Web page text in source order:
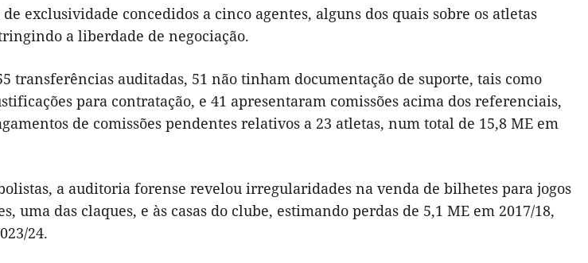
exclusividade concedidos a cinco agentes, alguns dos quais sobre os atletas
a liberdade de negociação.
transferências auditadas, 51 não tinham documentação de suporte, tais como
para contratação, e 41 apresentaram comissões acima dos referenciais,
de comissões pendentes relativos a 23 atletas, num total de 15,8 ME em
a auditoria forense revelou irregularidades na venda de bilhetes para jogos
uma das claques, e às casas do clube, estimando perdas de 5,1 ME em 2017/18,
24.